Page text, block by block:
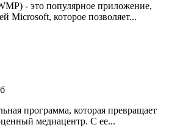
- это популярное приложение,
Microsoft, которое позволяет...
программа, которая превращает
медиацентр. С ее...